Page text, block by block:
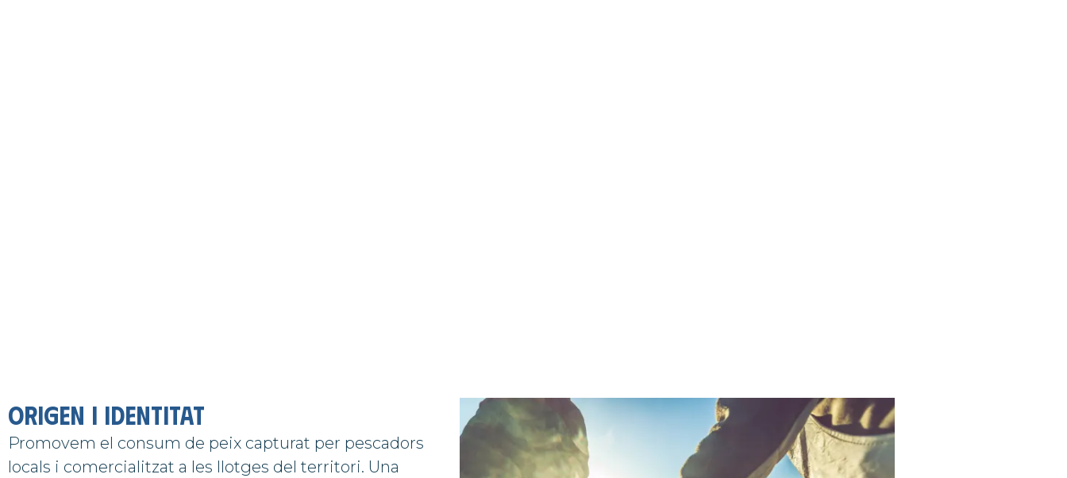
Origen i identitat
Promovem el consum de peix capturat per pescadors
locals i comercialitzat a les llotges del territori. Una